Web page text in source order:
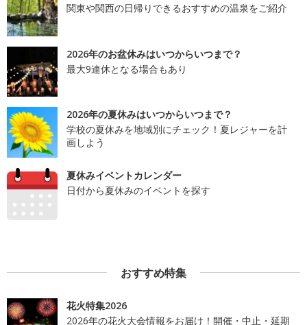
関東や関西の日帰りできるおすすめの温泉をご紹介
2026年のお盆休みはいつからいつまで？
最大9連休となる場合もあり
2026年の夏休みはいつからいつまで？
学校の夏休みを地域別にチェック！夏レジャーを計
画しよう
夏休みイベントカレンダー
日付から夏休みのイベントを探す
おすすめ特集
花火特集2026
2026年の花火大会情報をお届け！開催・中止・延期